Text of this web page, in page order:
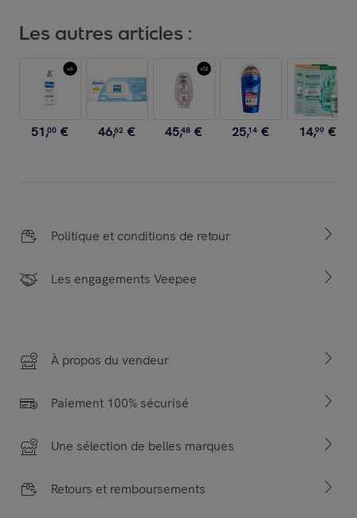
Les autres articles :
51,00 € 46,62 € 45,48 € 25,14 € 14,99 €
Politique et conditions de retour
Les engagements Veepee
À propos du vendeur
Paiement 100% sécurisé
Une sélection de belles marques
Retours et remboursements